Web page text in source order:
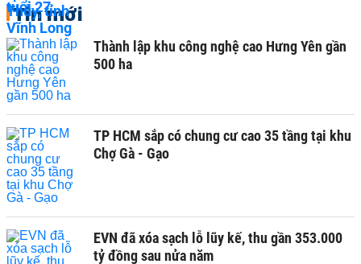
Tin mới
Thành lập khu công nghệ cao Hưng Yên gần
500 ha
TP HCM sắp có chung cư cao 35 tầng tại khu
Chợ Gà - Gạo
EVN đã xóa sạch lỗ lũy kế, thu gần 353.000
tỷ đồng sau nửa năm